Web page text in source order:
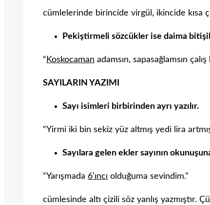
cümlelerinde birincide virgül, ikincide kısa
Pekiştirmeli sözcükler ise daima
“ Koskocaman adamsın, sapasağlamsın çalış
SAYILARIN YAZIMI
Sayı isimleri birbirinden ayrı yazılır.
“Yirmi iki bin sekiz yüz altmış yedi lira
Sayılara gelen ekler sayının
“Yarışmada 6’ıncı olduğuma sevindim.”
cümlesinde altı çizili söz yanlış yazmıştır.